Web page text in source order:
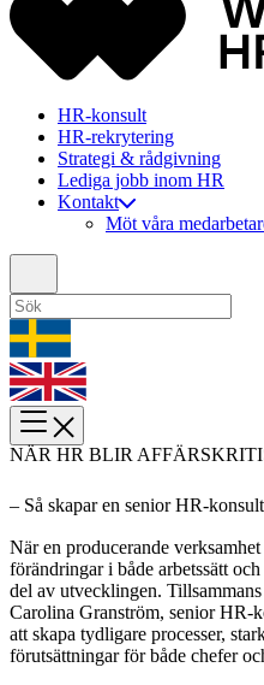
HR-konsult
HR-rekrytering
Strategi & rådgivning
Lediga jobb inom HR
Kontakt
Möt våra
NÄR HR BLIR
– Så skapar en senior HR-
När en producerande
förändringar i både arbetssätt
del av utvecklingen.
Carolina Granström, senior HR-
att skapa tydligare processer,
förutsättningar för både chefer